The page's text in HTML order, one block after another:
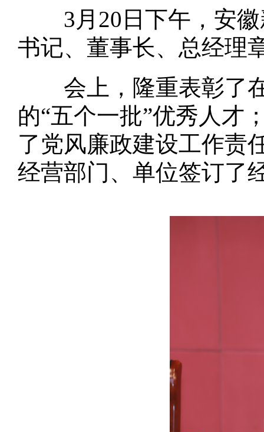
3月20日下午，安徽
书记、董事长、总经理
会上，隆重表彰了在
的“五个一批”优秀人才
了党风廉政建设工作责
经营部门、单位签订了